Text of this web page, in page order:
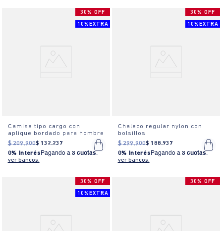
30% OFF
10%EXTRA
Camisa tipo cargo con
aplique bordado para hombre
$ 209.900$ 132.237
0% Interés Pagando a 3 cuotas.
ver bancos.
30% OFF
10%EXTRA
Chaleco regular nylon con
bolsillos
$ 299.900$ 188.937
0% Interés Pagando a 3 cuotas.
ver bancos.
30% OFF
10%EXTRA
30% OFF